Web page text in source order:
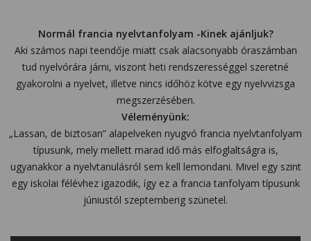
Normál francia nyelvtanfolyam -Kinek ajánljuk?
Aki számos napi teendője miatt csak alacsonyabb óraszámban
tud nyelvórára járni, viszont heti rendszerességgel szeretné
gyakorolni a nyelvet, illetve nincs időhöz kötve egy nyelvvizsga
megszerzésében.
Véleményünk:
„Lassan, de biztosan” alapelveken nyugvó francia nyelvtanfolyam
típusunk, mely mellett marad idő más elfoglaltságra is,
ugyanakkor a nyelvtanulásról sem kell lemondani. Mivel egy szint
egy iskolai félévhez igazodik, így ez a francia tanfolyam típusunk
júniustól szeptemberig szünetel.